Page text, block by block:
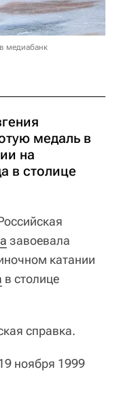
медиабанк
медаль в
на
в столице
завоевала
катании
в столице
справка.
ноября 1999